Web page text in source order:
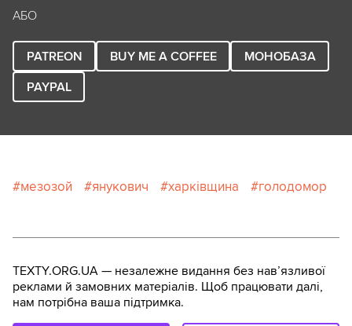
АБО
PATREON BUY ME A COFFEE
МОНОБАЗА
PAYPAL
мезозой янукович харківщина голодомор
TEXTY.ORG.UA — незалежне видання без навʼязливої
реклами й замовних матеріалів. Щоб працювати далі,
нам потрібна ваша підтримка.